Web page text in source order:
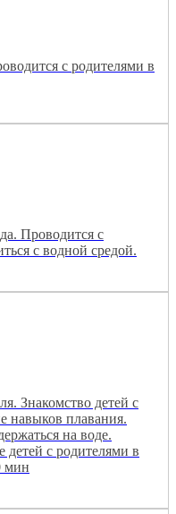
с родителями в
Проводится с
с водной средой.
Знакомство детей с
навыков плавания.
на воде.
детей с родителями в
мин